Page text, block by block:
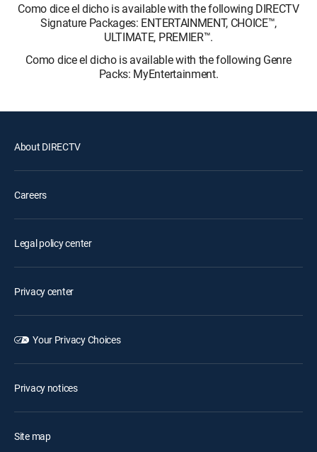
Como dice el dicho is available with the following DIRECTV
Signature Packages: ENTERTAINMENT, CHOICE™,
ULTIMATE, PREMIER™.
Como dice el dicho is available with the following Genre
Packs: MyEntertainment.
About DIRECTV
Careers
Legal policy center
Privacy center
Your Privacy Choices
Privacy notices
Site map